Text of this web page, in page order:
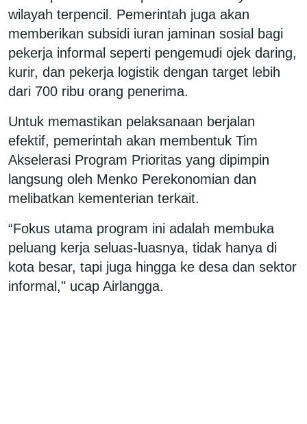
wilayah terpencil. Pemerintah juga akan
memberikan subsidi iuran jaminan sosial bagi
pekerja informal seperti pengemudi ojek daring,
kurir, dan pekerja logistik dengan target lebih
dari 700 ribu orang penerima.
Untuk memastikan pelaksanaan berjalan
efektif, pemerintah akan membentuk Tim
Akselerasi Program Prioritas yang dipimpin
langsung oleh Menko Perekonomian dan
melibatkan kementerian terkait.
“Fokus utama program ini adalah membuka
peluang kerja seluas-luasnya, tidak hanya di
kota besar, tapi juga hingga ke desa dan sektor
informal," ucap Airlangga.